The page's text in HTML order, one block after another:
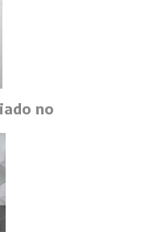
no